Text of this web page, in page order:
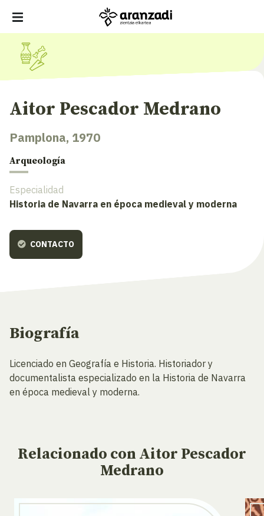
Aitor Pescador Medrano
Pamplona, 1970
Arqueología
Especialidad
Historia de Navarra en época medieval y moderna
CONTACTO
Biografía
Licenciado en Geografía e Historia. Historiador y
documentalista especializado en la Historia de Navarra
en época medieval y moderna.
Relacionado con Aitor Pescador
Medrano